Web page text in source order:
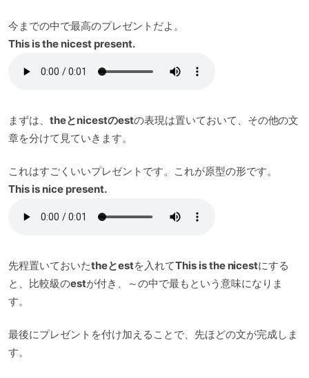
今までの中で最高のプレゼントだよ。
This is the nicest present.
まずは、 theとnicestのestの表現は置いておいて、その他の文
章を分けて見ていきます。
これはすごくいいプレゼントです。これが原型の形です。
This is nice present.
先程置いておいたtheとestを入れてThis is the nicestにする
と、比較級のestが付き、～の中で最もという意味になりま
す。
最後にプレゼントを付け加えることで、先ほどの文が完成しま
す。